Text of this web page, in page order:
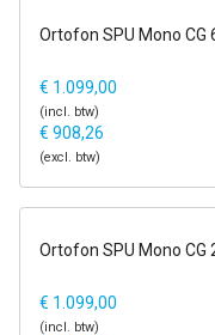
1-2 dagen
Ortofon SPU Mono CG
€ 1.099,00
(incl. btw)
€ 908,26
(excl. btw)
1-2 dagen
Ortofon SPU Mono CG
€ 1.099,00
(incl. btw)